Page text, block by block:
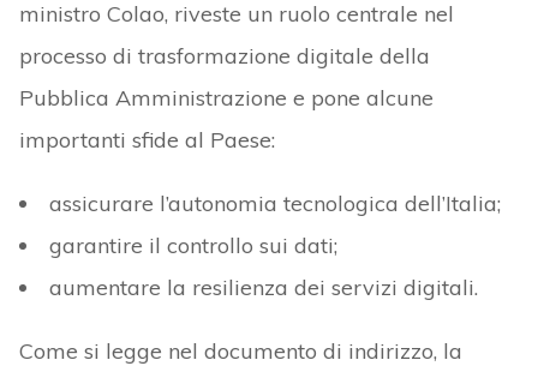
ministro Colao, riveste un ruolo centrale nel
processo di trasformazione digitale della
Pubblica Amministrazione e pone alcune
importanti sfide al Paese:
assicurare l’autonomia tecnologica dell’Italia;
garantire il controllo sui dati;
aumentare la resilienza dei servizi digitali.
Come si legge nel documento di indirizzo, la